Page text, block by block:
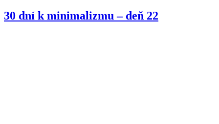
30 dní k minimalizmu – deň 22